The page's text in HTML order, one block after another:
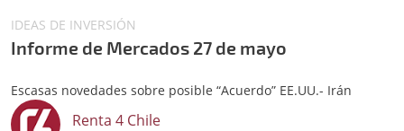
IDEAS DE INVERSIÓN
Informe de Mercados 27 de mayo
Escasas novedades sobre posible “Acuerdo” EE.UU.- Irán
Renta 4 Chile